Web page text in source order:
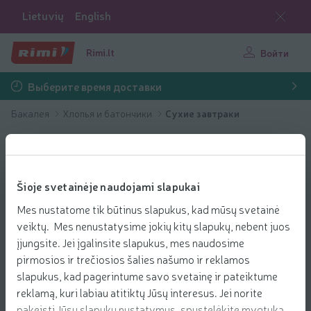
Šioje svetainėje naudojami slapukai
Mes nustatome tik būtinus slapukus, kad mūsų svetainė
veiktų. Mes nenustatysime jokių kitų slapukų, nebent juos
įjungsite. Jei įgalinsite slapukus, mes naudosime
pirmosios ir trečiosios šalies našumo ir reklamos
slapukus, kad pagerintume savo svetainę ir pateiktume
reklamą, kuri labiau atitiktų Jūsų interesus. Jei norite
Lietuvių English
Rimi.lt Войти
Выберите время доставки
Бакалея Хлопья и батончики Сухие завтраки